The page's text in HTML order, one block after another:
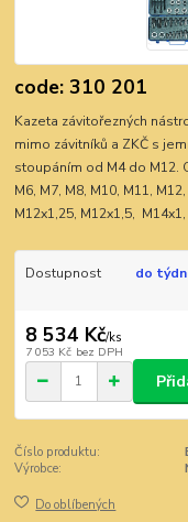
code: 310 201
Kazeta závitořezných
mimo závitníků a ZKČ s
stoupáním od M4 do M12.
M6, M7, M8, M10, M11,
M12x1,25, M12x1,5, M14x1,
Dostupnost do
8 534 Kč/ks
7 053 Kč bez DPH
Číslo produktu:
Výrobce:
Do oblíbených